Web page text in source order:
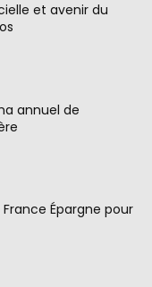
et avenir du
annuel de
France Épargne pour